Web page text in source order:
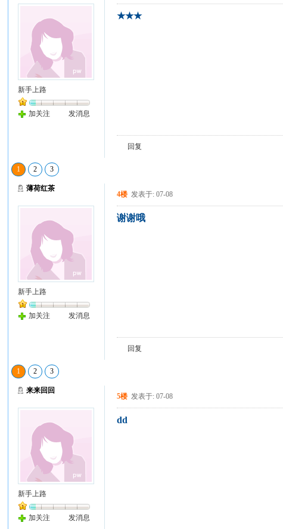
新手上路
加关注 发消息
★★★
回复
1 2 3
薄荷红茶
新手上路
加关注 发消息
4楼 发表于: 07-08
谢谢哦
回复
1 2 3
来来回回
新手上路
加关注 发消息
5楼 发表于: 07-08
dd